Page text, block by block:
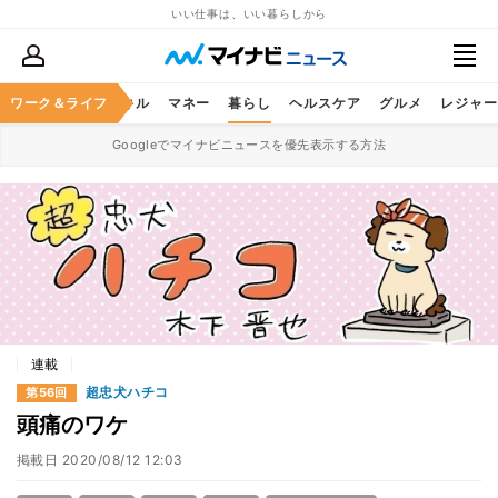
いい仕事は、いい暮らしから
ワーク＆ライフ
ア ビジネススキル マネー 暮らし ヘルスケア グルメ レジャー
Googleでマイナビニュースを優先表示する方法
連載
第56回 超忠犬ハチコ
頭痛のワケ
掲載日 2020/08/12 12:03